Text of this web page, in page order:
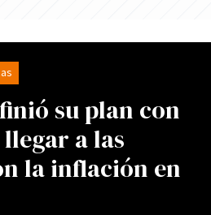
su plan con
a las
la inflación en